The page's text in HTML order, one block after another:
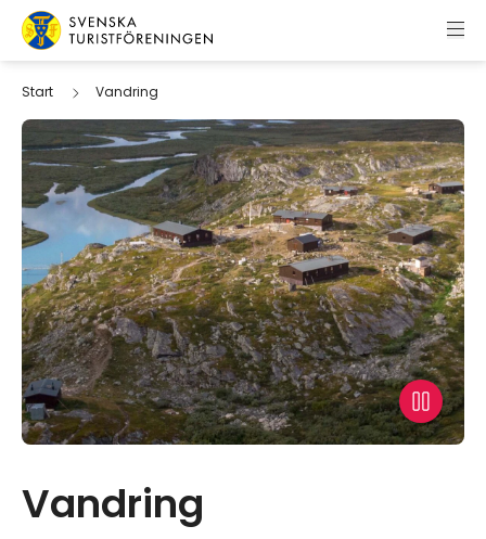
Hoppa till innehåll
Svenska Turistföreningen
Start Vandring
Vandring